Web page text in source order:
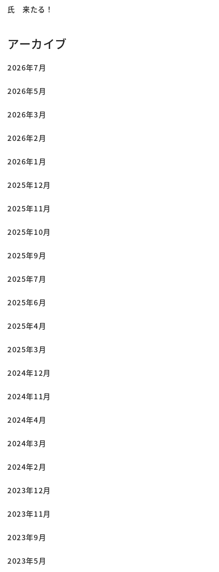
氏 来たる！
アーカイブ
2026年7月
2026年5月
2026年3月
2026年2月
2026年1月
2025年12月
2025年11月
2025年10月
2025年9月
2025年7月
2025年6月
2025年4月
2025年3月
2024年12月
2024年11月
2024年4月
2024年3月
2024年2月
2023年12月
2023年11月
2023年9月
2023年5月